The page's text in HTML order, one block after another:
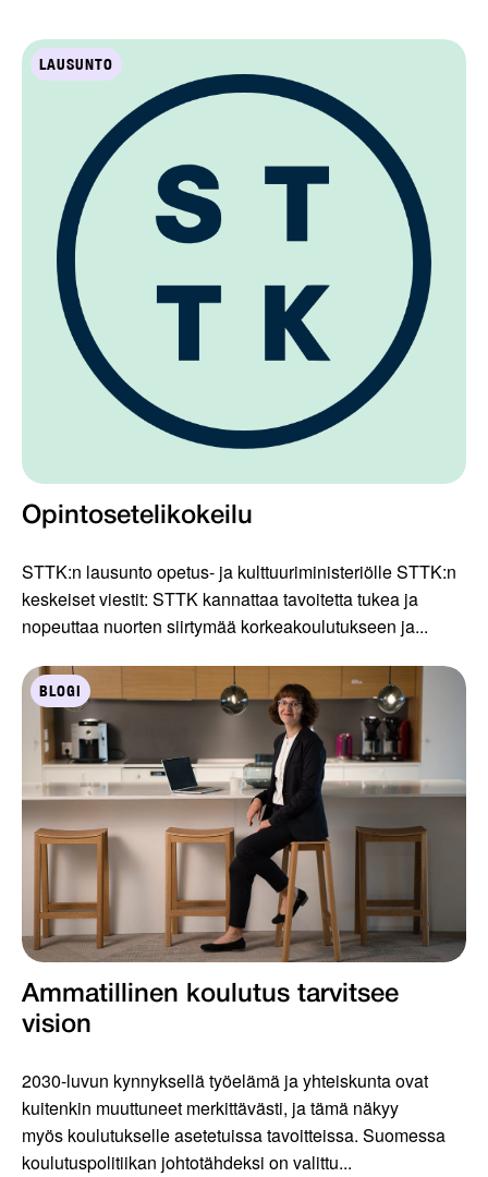
LAUSUNTO
Opintosetelikokeilu
STTK:n lausunto opetus- ja kulttuuriministeriölle STTK:n
keskeiset viestit: STTK kannattaa tavoitetta tukea ja
nopeuttaa nuorten siirtymää korkeakoulutukseen ja...
BLOGI
Ammatillinen koulutus tarvitsee
vision
2030-luvun kynnyksellä työelämä ja yhteiskunta ovat
kuitenkin muuttuneet merkittävästi, ja tämä näkyy
myös koulutukselle asetetuissa tavoitteissa. Suomessa
koulutuspolitiikan johtotähdeksi on valittu...